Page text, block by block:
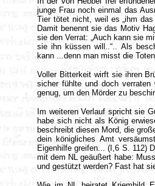
junge Frau noch einmal das
Tier tötet nicht, weil es „ihm
Damit benennt sie das Motiv
sie den Verrat: „Auch kann sie
sie ihn küssen will..“.. Als
kann ...denn man misst die
Voller Bitterkeit wirft sie ihren
sicher fühlte und doch
genug, um den Mörder zu
Im weiteren Verlauf spricht sie
habe sich nicht als König
beschreibt diesen Mord, die
dein königliches Amt
Eigenhilfe greifen... (I,6 S. 112)
mit dem NL geäußert habe:
und gestützt werden? Fast hat